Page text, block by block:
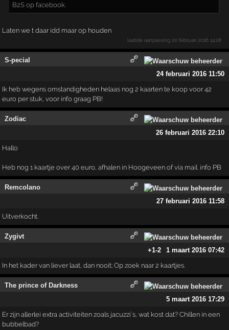
B2S op facebook.
Laten we t daar idd maar op houden
laatste aanpassing 20 februari 2016 14:28
S-pecial
24 februari 2016 11:50
Ik heb wegens omstandigheden helaas nog 2 kaarten te koop voor 42
euro per stuk, voor info graag PB!
Zodiac
26 februari 2016 22:10
Hallo
Heb nog 1 kaartje over 40 euro, afhalen in Hoogeveen of via mail. info PB
Remcolano
27 februari 2016 11:58
Uitverkocht.
Zygivt
+1-2 1 maart 2016 07:42
In het kader van liever laat, dan nooit; Op zoek naar 2 kaartjes.
The prince of Darkness
5 maart 2016 17:29
Er zijn allerlei extra activiteiten zoals jacuzzi`s, wat kost dat? Chillen in een
bubbelbad?